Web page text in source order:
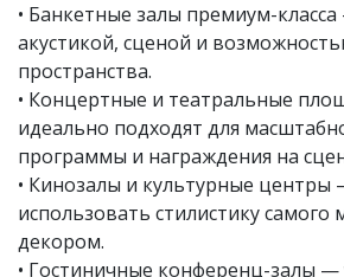
• Банкетные залы премиум-
акустикой, сценой и
пространства.
• Концертные и театральные
идеально подходят для
программы и награждения на
• Кинозалы и культурные
использовать стилистику самого
декором.
• Гостиничные конференц-залы —